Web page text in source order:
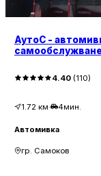
АутоС -
самообслужване
4.40 (110)
1.72 км· 4мин.
Автомивка
гр. Самоков